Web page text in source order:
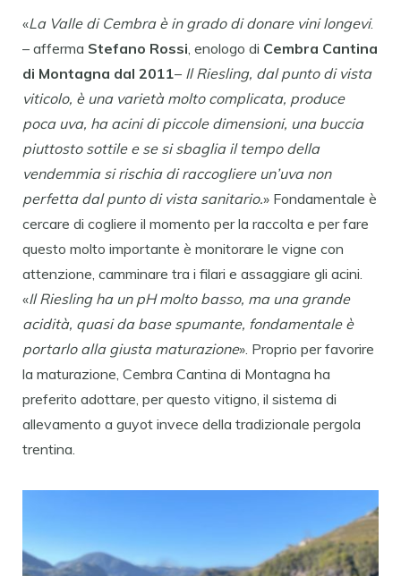
«La Valle di Cembra è in grado di donare vini longevi.
– afferma Stefano Rossi , enologo di Cembra Cantina
di Montagna dal 2011– Il Riesling, dal punto di vista
viticolo, è una varietà molto complicata, produce
poca uva, ha acini di piccole dimensioni, una buccia
piuttosto sottile e se si sbaglia il tempo della
vendemmia si rischia di raccogliere un’uva non
perfetta dal punto di vista sanitario.» Fondamentale è
cercare di cogliere il momento per la raccolta e per fare
questo molto importante è monitorare le vigne con
attenzione, camminare tra i filari e assaggiare gli acini.
«Il Riesling ha un pH molto basso, ma una grande
acidità, quasi da base spumante, fondamentale è
portarlo alla giusta maturazione». Proprio per favorire
la maturazione, Cembra Cantina di Montagna ha
preferito adottare, per questo vitigno, il sistema di
allevamento a guyot invece della tradizionale pergola
trentina.